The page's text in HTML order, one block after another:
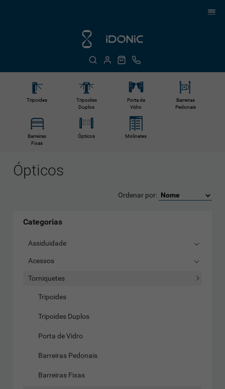
Tripoides
Tripoides
Duplos
Porta de
Vidro
Barreiras
Pedonais
Barreiras
Fixas
Ópticos Molinetes
Ópticos
Ordenar por:
Categorias
Assiduidade
Acessos
Torniquetes
Tripoides
Tripoides Duplos
Porta de Vidro
Barreiras Pedonais
Barreiras Fixas